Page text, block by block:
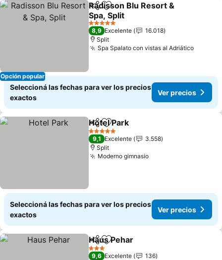
Opción popular
CompartirAñadir a favoritos
Radisson Blu Resort &
Spa, Split
5 Estrellas
8,9 Excelente
16.018
Split
Spa Spalato con vistas al Adriático
Seleccioná las fechas para ver los precios
exactos
Ver precios
CompartirAñadir a favoritos
Hotel Park
5 Estrellas
9,1 Excelente
3.558
Split
Moderno gimnasio
Seleccioná las fechas para ver los precios
exactos
Ver precios
CompartirAñadir a favoritos
Haus Pehar
3 Estrellas
9,6 Excelente
136